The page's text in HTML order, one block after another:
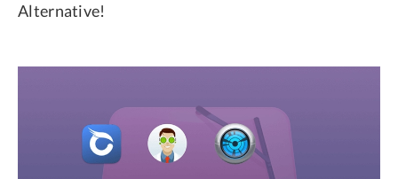
Alternative!